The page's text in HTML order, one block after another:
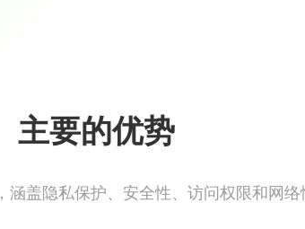
主要的优势
涵盖隐私保护、安全性、访问权限和网